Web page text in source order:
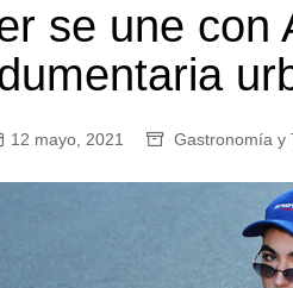
se une con
12 mayo, 2021 Gastronomía y